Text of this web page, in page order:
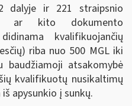
dalyje ir 221 straipsnio
ar kito dokumento
kvalifikuojančių
riba nuo 500 MGL iki
atsakomybė
kvalifikuotų nusikaltimų
apysunkio į sunkų.